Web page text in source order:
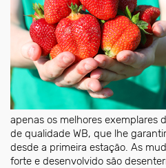
apenas os melhores exemplares
de qualidade WB, que lhe
desde a primeira estação. As
forte e desenvolvido são